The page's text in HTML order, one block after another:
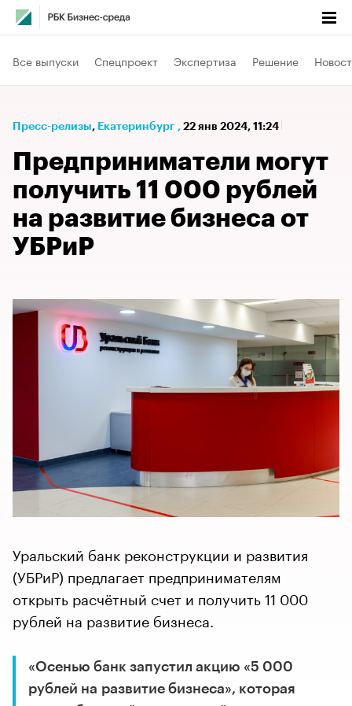
Все выпуски Спецпроект Экспертиза Решение
Пресс-релизы⁠, Екатеринбург , 22 янв 2024, 11:24
Предприниматели могут
получить 11 000 рублей
на развитие бизнеса от
УБРиР
Уральский банк реконструкции и развития
(УБРиР) предлагает предпринимателям
открыть расчётный счет и получить 11 000
рублей на развитие бизнеса.
«Осенью банк запустил акцию «5 000
рублей на развитие бизнеса», которая